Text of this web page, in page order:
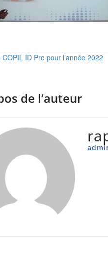
COPIL ID Pro pour l’année 2022
de l’auteur